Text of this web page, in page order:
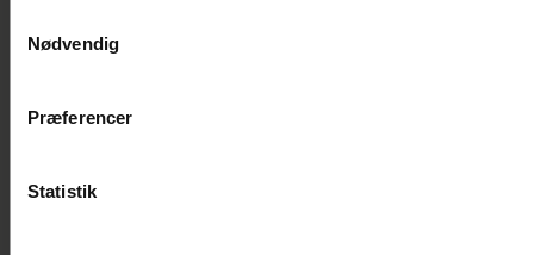
Vi anvender egne cookies og cookies fra tredjeparter til at
generere statistik og huske dine præferencer samt til brug
Nødvendig
Præferencer
Statistik